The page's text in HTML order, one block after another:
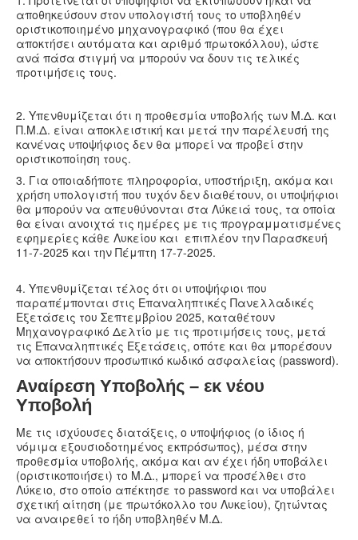
αποθηκεύσουν στον υπολογιστή τους το υποβληθέν
οριστικοποιημένο μηχανογραφικό (που θα έχει
αποκτήσει αυτόματα και αριθμό πρωτοκόλλου), ώστε
ανά πάσα στιγμή να μπορούν να δουν τις τελικές
προτιμήσεις τους.
2. Υπενθυμίζεται ότι η προθεσμία υποβολής των Μ.Δ. και
Π.Μ.Δ. είναι αποκλειστική και μετά την παρέλευσή της
κανένας υποψήφιος δεν θα μπορεί να προβεί στην
οριστικοποίηση τους.
3. Για οποιαδήποτε πληροφορία, υποστήριξη, ακόμα και
χρήση υπολογιστή που τυχόν δεν διαθέτουν, οι υποψήφιοι
θα μπορούν να απευθύνονται στα Λύκειά τους, τα οποία
θα είναι ανοιχτά τις ημέρες με τις προγραμματισμένες
εφημερίες κάθε Λυκείου και επιπλέον την Παρασκευή
11-7-2025 και την Πέμπτη 17-7-2025.
4. Υπενθυμίζεται τέλος ότι οι υποψήφιοι που
παραπέμπονται στις Επαναληπτικές Πανελλαδικές
Εξετάσεις του Σεπτεμβρίου 2025, καταθέτουν
Μηχανογραφικό Δελτίο με τις προτιμήσεις τους, μετά
τις Επαναληπτικές Εξετάσεις, οπότε και θα μπορέσουν
να αποκτήσουν προσωπικό κωδικό ασφαλείας (password).
Αναίρεση Υποβολής – εκ νέου
Υποβολή
Με τις ισχύουσες διατάξεις, ο υποψήφιος (ο ίδιος ή
νόμιμα εξουσιοδοτημένος εκπρόσωπος), μέσα στην
προθεσμία υποβολής, ακόμα και αν έχει ήδη υποβάλει
(οριστικοποιήσει) το Μ.Δ., μπορεί να προσέλθει στο
Λύκειο, στο οποίο απέκτησε το password και να υποβάλει
σχετική αίτηση (με πρωτόκολλο του Λυκείου), ζητώντας
να αναιρεθεί το ήδη υποβληθέν Μ.Δ.